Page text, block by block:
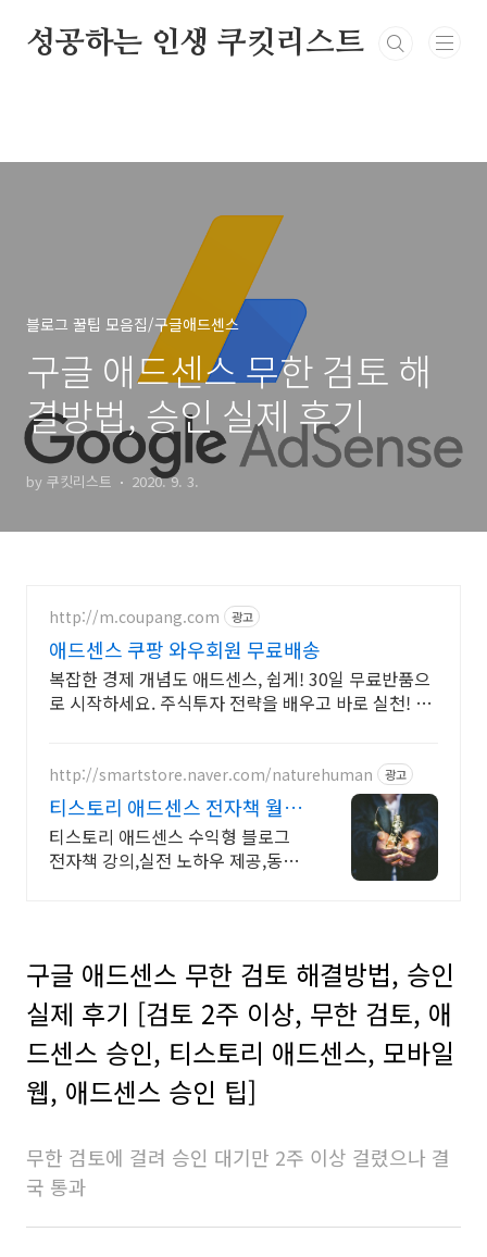
성공하는 인생 쿠킷리스트
블로그 꿀팁 모음집/구글애드센스
구글 애드센스 무한 검토 해
결방법, 승인 실제 후기
by 쿠킷리스트 2020. 9. 3.
http://m.coupang.com 광고
애드센스 쿠팡 와우회원 무료배송
복잡한 경제 개념도 애드센스, 쉽게! 30일 무료반품으
로 시작하세요. 주식투자 전략을 배우고 바로 실천! 오
http://smartstore.naver.com/naturehuman 광고
티스토리 애드센스 전자책 월
100만원 고정 수익발생!
티스토리 애드센스 수익형 블로그
전자책 강의,실전 노하우 제공,동영
구글 애드센스 무한 검토 해결방법, 승인
실제 후기 [검토 2주 이상, 무한 검토, 애
드센스 승인, 티스토리 애드센스, 모바일
웹, 애드센스 승인 팁]
무한 검토에 걸려 승인 대기만 2주 이상 걸렸으나 결
국 통과